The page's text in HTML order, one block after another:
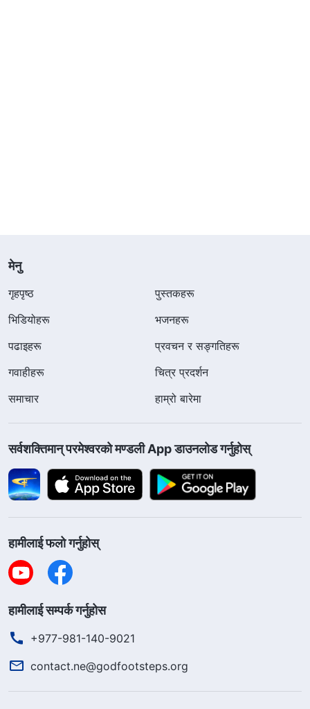
मेनु
गृहपृष्ठ
पुस्तकहरू
भिडियोहरू
भजनहरू
पढाइहरू
प्रवचन र सङ्गतिहरू
गवाहीहरू
चित्र प्रदर्शन
समाचार
हाम्रो बारेमा
सर्वशक्तिमान्‌ परमेश्‍वरको मण्डली App डाउनलोड गर्नुहोस्
हामीलाई फलो गर्नुहोस्
हामीलाई सम्पर्क गर्नुहोस
+977-981-140-9021
contact.ne@godfootsteps.org